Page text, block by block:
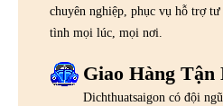
chuyên nghiệp, phục vụ hỗ trợ
tình mọi lúc, mọi nơi.
Giao Hàng Tận
Dichthuatsaigon có đội